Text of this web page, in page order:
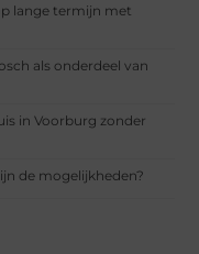
lange termijn met
als onderdeel van
in Voorburg zonder
de mogelijkheden?